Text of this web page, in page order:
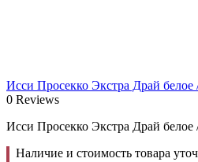
Исси Просекко Экстра Драй белое
0 Reviews
Исси Просекко Экстра Драй белое
Наличие и стоимость товара